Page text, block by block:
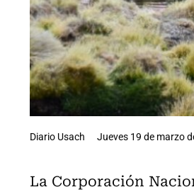
Diario Usach Jueves 19 de marzo
La Corporación